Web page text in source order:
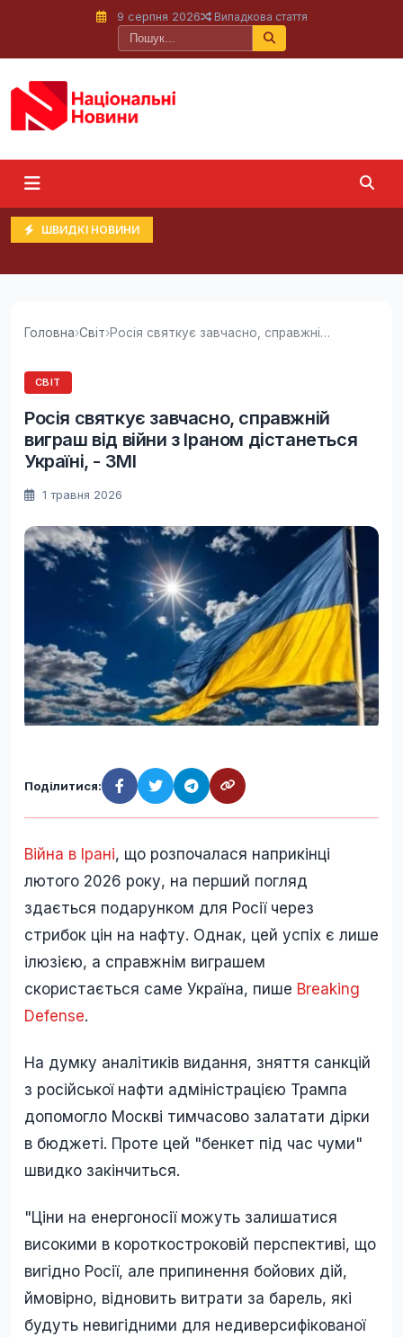
9 серпня 2026 Випадкова стаття
ШВИДКІ НОВИНИ
Головна›Світ› Росія святкує завчасно, справжній виграш від...
СВІТ
Росія святкує завчасно, справжній
виграш від війни з Іраном дістанеться
Україні, - ЗМІ
1 травня 2026
Поділитися:
Війна в Ірані, що розпочалася наприкінці
лютого 2026 року, на перший погляд
здається подарунком для Росії через
стрибок цін на нафту. Однак, цей успіх є лише
ілюзією, а справжнім виграшем
скористається саме Україна, пише Breaking
Defense.
На думку аналітиків видання, зняття санкцій
з російської нафти адміністрацією Трампа
допомогло Москві тимчасово залатати дірки
в бюджеті. Проте цей "бенкет під час чуми"
швидко закінчиться.
"Ціни на енергоносії можуть залишатися
високими в короткостроковій перспективі, що
вигідно Росії, але припинення бойових дій,
ймовірно, відновить витрати за барель, які
будуть невигідними для недиверсифікованої